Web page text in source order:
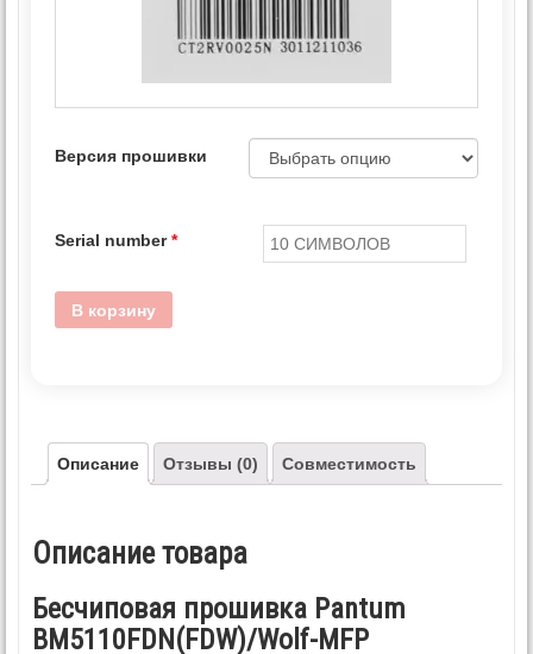
Версия прошивки
Serial number*
В корзину
Описание Отзывы (0) Совместимость
Описание товара
Бесчиповая прошивка Pantum
BM5110FDN(FDW)/Wolf-MFP